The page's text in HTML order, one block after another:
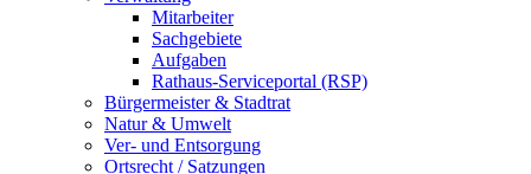
Mitarbeiter
Sachgebiete
Aufgaben
Rathaus-Serviceportal (RSP)
Bürgermeister & Stadtrat
Natur & Umwelt
Ver- und Entsorgung
Ortsrecht / Satzungen